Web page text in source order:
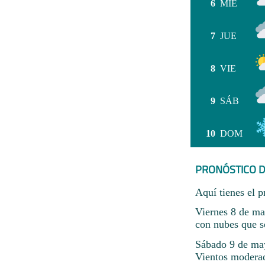
6 MIÉ
7 JUE
8 VIE
9 SÁB
10 DOM
PRONÓSTICO
Aquí tienes el
Viernes 8 de
con nubes que
Sábado 9 de
Vientos